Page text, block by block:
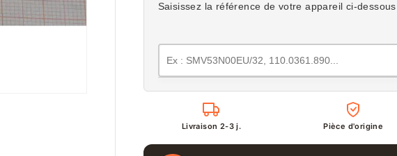
Saisissez la référence de votre appareil ci-
Livraison 2-3 j. Pièce d'origine